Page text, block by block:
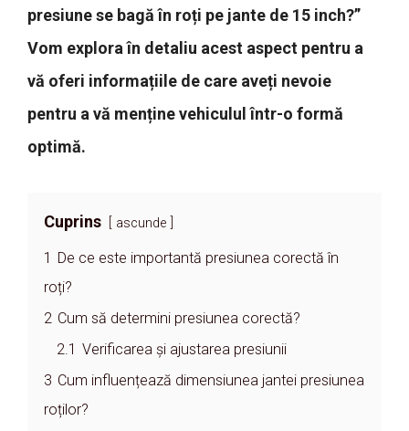
presiune se bagă în roți pe jante de 15 inch?”
Vom explora în detaliu acest aspect pentru a
vă oferi informațiile de care aveți nevoie
pentru a vă menține vehiculul într-o formă
optimă.
Cuprins ascunde
1
De ce este importantă presiunea corectă în
roți?
2 Cum să determini presiunea corectă?
2.1 Verificarea și ajustarea presiunii
3 Cum influențează dimensiunea jantei presiunea
roților?